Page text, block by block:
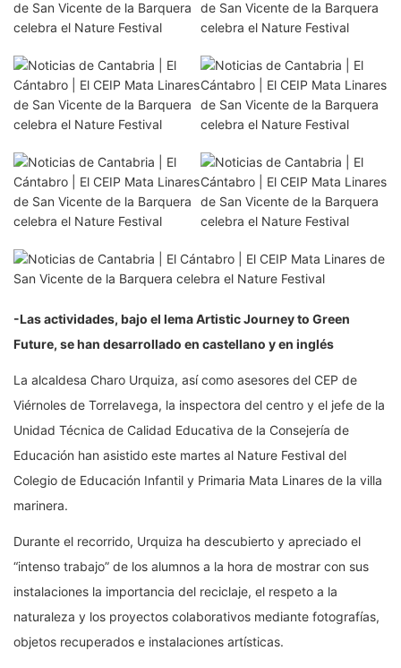
-Las actividades, bajo el lema Artistic Journey to Green
Future, se han desarrollado en castellano y en inglés
La alcaldesa Charo Urquiza, así como asesores del CEP de
Viérnoles de Torrelavega, la inspectora del centro y el jefe de la
Unidad Técnica de Calidad Educativa de la Consejería de
Educación han asistido este martes al Nature Festival del
Colegio de Educación Infantil y Primaria Mata Linares de la villa
marinera.
Durante el recorrido, Urquiza ha descubierto y apreciado el
“intenso trabajo” de los alumnos a la hora de mostrar con sus
instalaciones la importancia del reciclaje, el respeto a la
naturaleza y los proyectos colaborativos mediante fotografías,
objetos recuperados e instalaciones artísticas.